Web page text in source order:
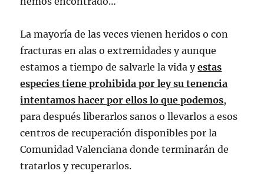
La mayoría de las veces vienen heridos o con
fracturas en alas o extremidades y aunque
estamos a tiempo de salvarle la vida yestas
especies tiene prohibida por ley su tenencia
intentamos hacer por ellos lo que podemos,
para después liberarlos sanos o llevarlos a esos
centros de recuperación disponibles por la
Comunidad Valenciana donde terminarán de
tratarlos y recuperarlos.